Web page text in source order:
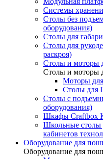
Системы
Столы без
оборудования)
Столы для
Столы для
раскроя)
Столы и
Столы и
Моторы
Столы
Столы с
оборудования)
Шкафы Craftbox
Школьные
кабинетов
Оборудование для
Оборудование для